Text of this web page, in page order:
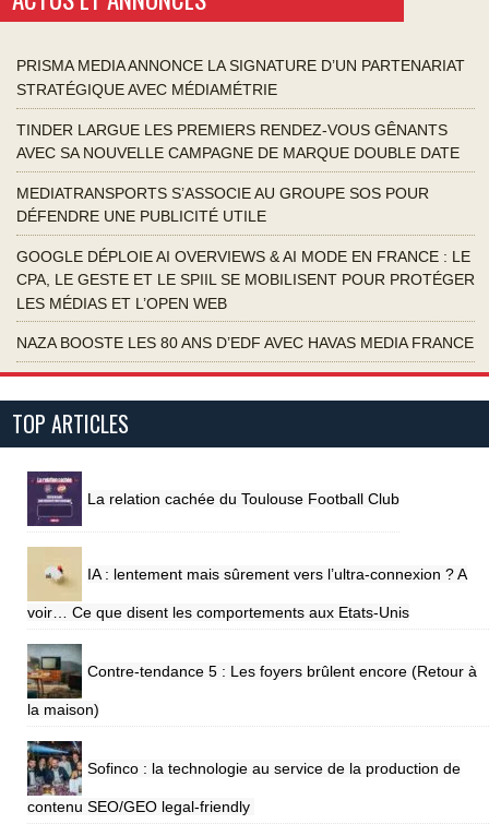
PRISMA MEDIA ANNONCE LA SIGNATURE D’UN PARTENARIAT
STRATÉGIQUE AVEC MÉDIAMÉTRIE
TINDER LARGUE LES PREMIERS RENDEZ-VOUS GÊNANTS
AVEC SA NOUVELLE CAMPAGNE DE MARQUE DOUBLE DATE
MEDIATRANSPORTS S’ASSOCIE AU GROUPE SOS POUR
DÉFENDRE UNE PUBLICITÉ UTILE
GOOGLE DÉPLOIE AI OVERVIEWS & AI MODE EN FRANCE : LE
CPA, LE GESTE ET LE SPIIL SE MOBILISENT POUR PROTÉGER
LES MÉDIAS ET L’OPEN WEB
NAZA BOOSTE LES 80 ANS D’EDF AVEC HAVAS MEDIA FRANCE
TOP ARTICLES
La relation cachée du Toulouse Football Club
IA : lentement mais sûrement vers l’ultra-connexion ? A
voir… Ce que disent les comportements aux Etats-Unis
Contre-tendance 5 : Les foyers brûlent encore (Retour à
la maison)
Sofinco : la technologie au service de la production de
contenu SEO/GEO legal-friendly